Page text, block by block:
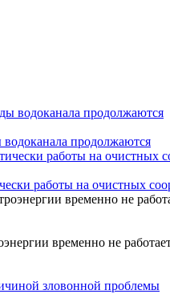
продолжаются
работы на очистных
временно не